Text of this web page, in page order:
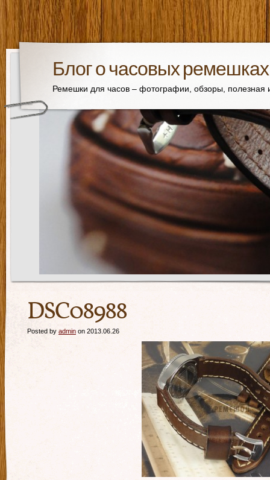
Блог о часовых ремешках
Ремешки для часов – фотографии, обзоры,
DSC08988
Posted by admin on 2013.06.26